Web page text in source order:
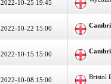
2022-10-25 19:45
2022-10-22 15:00
2022-10-15 15:00
2022-10-08 15:00 Bristol